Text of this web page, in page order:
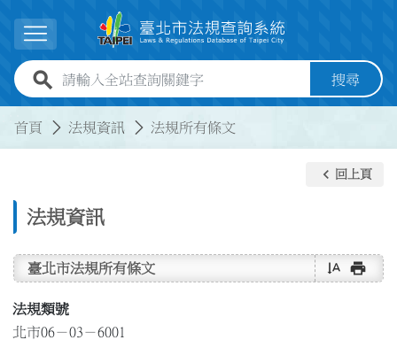
展開選單
全站查詢關鍵字欄位 搜尋
首頁 法規資訊 法規所有條文
法規資訊
keyboard_arrow_left 回上頁
臺北市法規所有條文 text_rotate_vertical print
法規類號
北市06－03－6001